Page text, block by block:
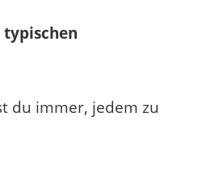
typischen
du immer, jedem zu